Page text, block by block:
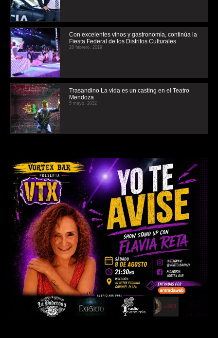
Con excelentes vinos y gastronomía, continúa la
Fiesta Federal de los Distritos Culturales
28 febrero, 2019
Trasandino La vida es un casting en el Teatro
Mendoza
5 mayo, 2022